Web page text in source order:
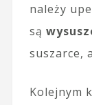
należy
są
suszarce,
Kolejnym